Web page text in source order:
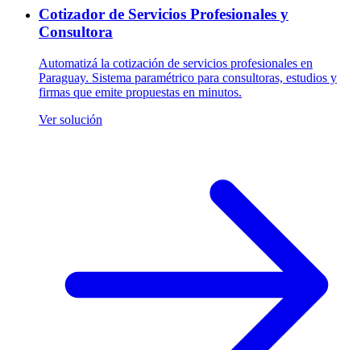
Cotizador de Servicios Profesionales y
Consultora
Automatizá la cotización de servicios profesionales en
Paraguay. Sistema paramétrico para consultoras, estudios y
firmas que emite propuestas en minutos.
Ver solución